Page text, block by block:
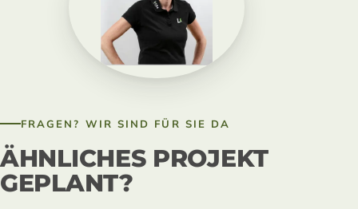
FRAGEN? WIR SIND FÜR SIE DA
ÄHNLICHES PROJEKT
GEPLANT?